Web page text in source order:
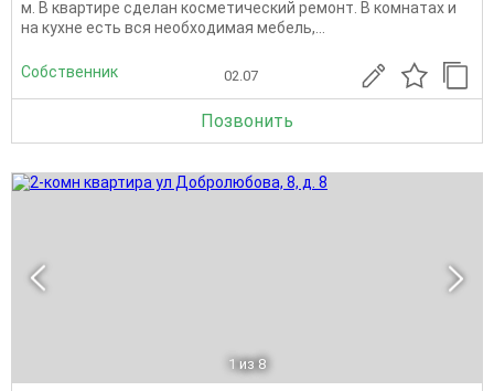
м. В квартире сделан косметический ремонт. В комнатах и
на кухне есть вся необходимая мебель,...
Собственник 02.07
Позвонить
1 из 8